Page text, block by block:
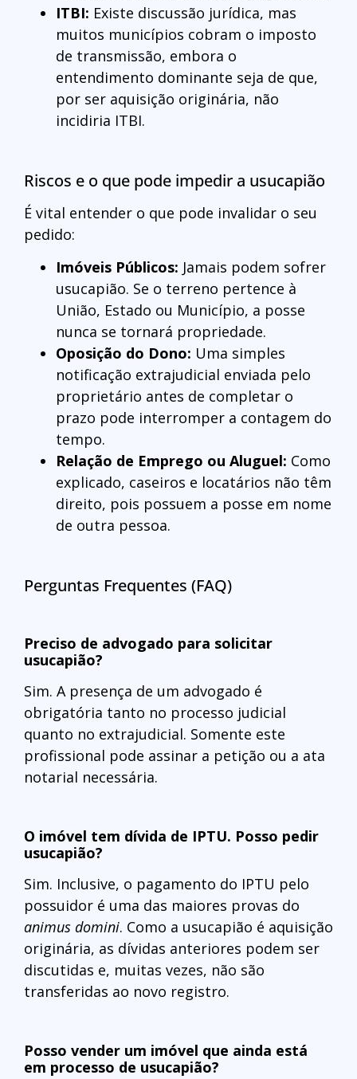
ITBI: Existe discussão jurídica, mas
muitos municípios cobram o imposto
de transmissão, embora o
entendimento dominante seja de que,
por ser aquisição originária, não
incidiria ITBI.
Riscos e o que pode impedir a usucapião
É vital entender o que pode invalidar o seu
pedido:
Imóveis Públicos: Jamais podem sofrer
usucapião. Se o terreno pertence à
União, Estado ou Município, a posse
nunca se tornará propriedade.
Oposição do Dono: Uma simples
notificação extrajudicial enviada pelo
proprietário antes de completar o
prazo pode interromper a contagem do
tempo.
Relação de Emprego ou Aluguel: Como
explicado, caseiros e locatários não têm
direito, pois possuem a posse em nome
de outra pessoa.
Perguntas Frequentes (FAQ)
Preciso de advogado para solicitar
usucapião?
Sim. A presença de um advogado é
obrigatória tanto no processo judicial
quanto no extrajudicial. Somente este
profissional pode assinar a petição ou a ata
notarial necessária.
O imóvel tem dívida de IPTU. Posso pedir
usucapião?
Sim. Inclusive, o pagamento do IPTU pelo
possuidor é uma das maiores provas do
animus domini. Como a usucapião é aquisição
originária, as dívidas anteriores podem ser
discutidas e, muitas vezes, não são
transferidas ao novo registro.
Posso vender um imóvel que ainda está
em processo de usucapião?